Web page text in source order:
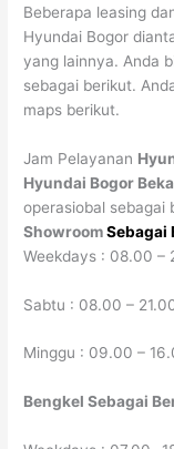
Beberapa leasing
Hyundai Bogor
yang lainnya. Anda
sebagai berikut.
maps berikut.
Jam Pelayanan
Hyundai Bogor
operasiobal sebagai
ShowroomSebagai
Weekdays : 08.00 –
Sabtu : 08.00 –
Minggu : 09.00 –
Bengkel Sebagai